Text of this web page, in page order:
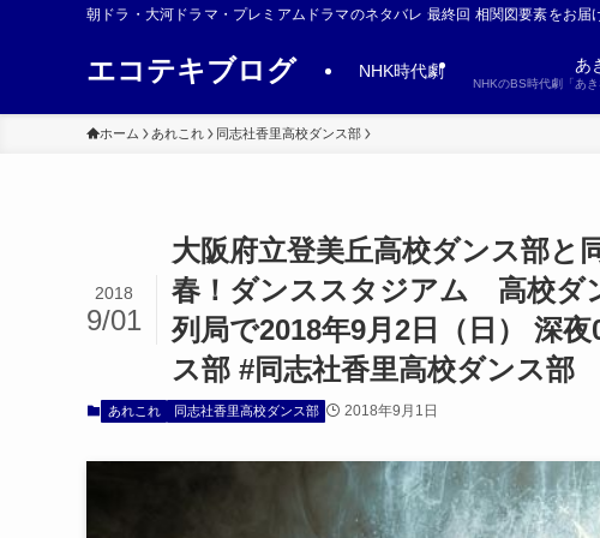
朝ドラ・大河ドラマ・プレミアムドラマのネタバレ 最終回 相関図要素をお届
エコテキブログ NHK時代劇 あ
NHKのBS時代劇「あ
ホーム あれこれ 同志社香里高校ダンス部
大阪府立登美丘高校ダンス部と
春！ダンススタジアム 高校ダ
列局で2018年9月2日（日） 深
ス部 #同志社香里高校ダンス部
2018
9/01
あれこれ 同志社香里高校ダンス部 2018年9月1日